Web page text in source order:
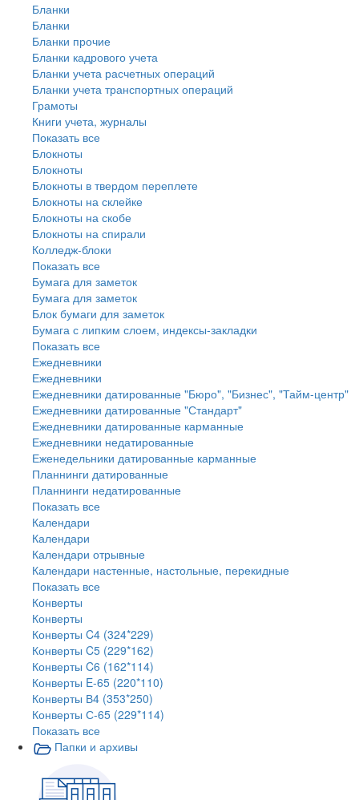
Бланки
Бланки
Бланки прочие
Бланки кадрового учета
Бланки учета расчетных операций
Бланки учета транспортных операций
Грамоты
Книги учета, журналы
Показать все
Блокноты
Блокноты
Блокноты в твердом переплете
Блокноты на склейке
Блокноты на скобе
Блокноты на спирали
Колледж-блоки
Показать все
Бумага для заметок
Бумага для заметок
Блок бумаги для заметок
Бумага с липким слоем, индексы-закладки
Показать все
Ежедневники
Ежедневники
Ежедневники датированные "Бюро", "Бизнес", "Тайм-центр"
Ежедневники датированные "Стандарт"
Ежедневники датированные карманные
Ежедневники недатированные
Еженедельники датированные карманные
Планнинги датированные
Планнинги недатированные
Показать все
Календари
Календари
Календари отрывные
Календари настенные, настольные, перекидные
Показать все
Конверты
Конверты
Конверты C4 (324*229)
Конверты C5 (229*162)
Конверты C6 (162*114)
Конверты E-65 (220*110)
Конверты В4 (353*250)
Конверты С-65 (229*114)
Показать все
Папки и архивы